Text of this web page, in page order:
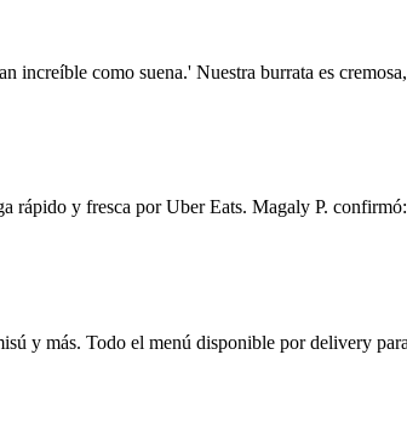
como suena.' Nuestra burrata es
rápido y fresca por Uber Eats. Magaly P.
y más. Todo el menú disponible por delivery